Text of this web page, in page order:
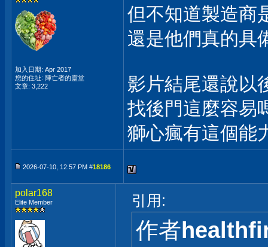
加入日期: Apr 2017
您的住址: 陣亡者的靈堂
文章: 3,222
但不知道製造商
還是他們真的具
影片結尾還說以
找後門這麼容易
獅心瘋有這個能
2026-07-10, 12:57 PM #18186
polar168
Elite Member 引用:
作者